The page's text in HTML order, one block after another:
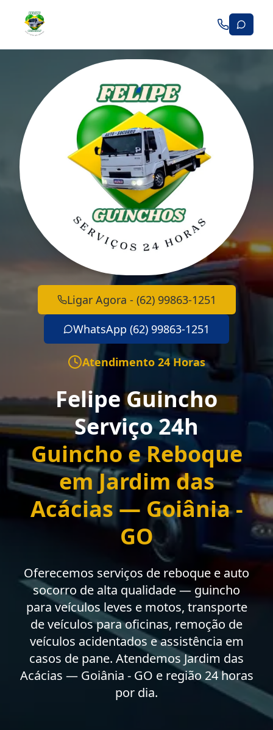
Ligar Agora - (62) 99863-1251
WhatsApp (62) 99863-1251
Atendimento 24 Horas
Felipe Guincho
Serviço 24h
Guincho e Reboque
em Jardim das
Acácias — Goiânia -
GO
Oferecemos serviços de reboque e auto
socorro de alta qualidade — guincho
para veículos leves e motos, transporte
de veículos para oficinas, remoção de
veículos acidentados e assistência em
casos de pane. Atendemos Jardim das
Acácias — Goiânia - GO e região 24 horas
por dia.